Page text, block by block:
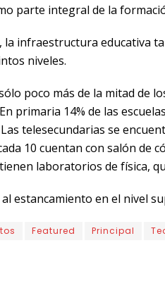
parte integral de la
la infraestructura educativa
niveles.
poco más de la mitad de
primaria 14% de las
telesecundarias se
10 cuentan con salón de
laboratorios de física,
estancamiento en el nivel
Featured Principal